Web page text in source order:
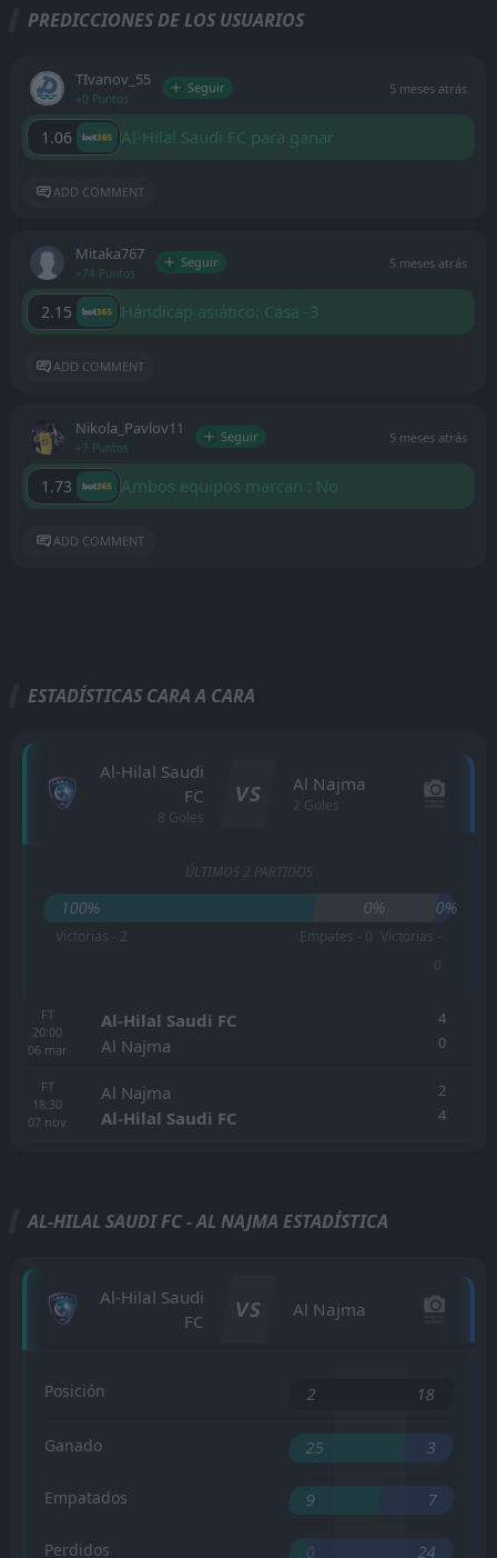
PREDICCIONES DE LOS USUARIOS
ТIvanov_55
+0 Puntos
Seguir 5 meses atrás
1.06 Al-Hilal Saudi FC para ganar
ADD COMMENT
Mitaka767
+74 Puntos
Seguir 5 meses atrás
2.15 Hándicap asiático: Casa -3
ADD COMMENT
Nikola_Pavlov11
+7 Puntos
Seguir 5 meses atrás
1.73 Ambos equipos marcan : No
ADD COMMENT
ESTADÍSTICAS CARA A CARA
Al-Hilal Saudi
FC
8 Goles
VS Al Najma
2 Goles
ÚLTIMOS 2 PARTIDOS
100% 0% 0%
Victorias - 2 Empates - 0 Victorias -
0
FT
20:00
06 mar
Al-Hilal Saudi FC
Al Najma
4
0
FT
18:30
07 nov
Al Najma
Al-Hilal Saudi FC
2
4
AL-HILAL SAUDI FC - AL NAJMA ESTADÍSTICA
Al-Hilal Saudi
FC
VS Al Najma
Posición 2 18
Ganado 25 3
Empatados 9 7
Perdidos 0 24